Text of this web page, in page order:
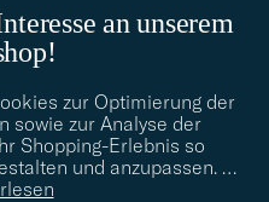
an unserem
zur Optimierung der
sowie zur Analyse der
Shopping-Erlebnis so
und anzupassen. …
nach Ihrem persönlichen Stil?
Ihnen gerne weiter!